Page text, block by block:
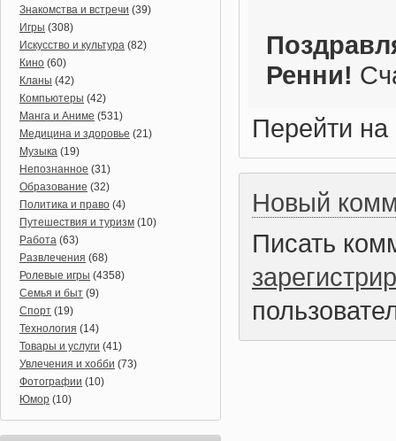
Знакомства и встречи (39)
Игры (308)
Искусство и культура (82)
Кино (60)
Кланы (42)
Компьютеры (42)
Манга и Аниме (531)
Медицина и здоровье (21)
Музыка (19)
Непознанное (31)
Образование (32)
Политика и право (4)
Путешествия и туризм (10)
Работа (63)
Развлечения (68)
Ролевые игры (4358)
Семья и быт (9)
Спорт (19)
Технология (14)
Товары и услуги (41)
Увлечения и хобби (73)
Фотографии (10)
Юмор (10)
Ренни!
Перейти
Новый
Писать